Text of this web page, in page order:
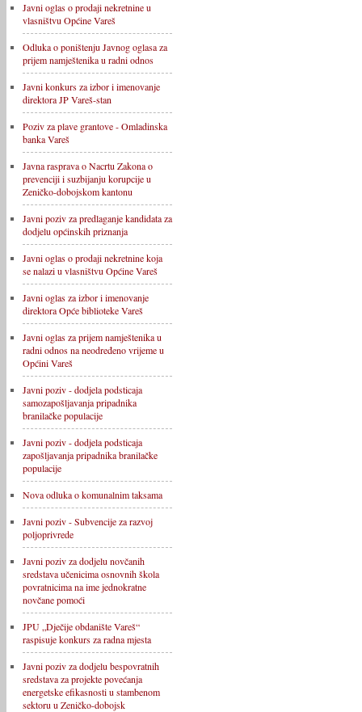
Javni oglas o prodaji nekretnine u
vlasništvu Općine Vareš
Odluka o poništenju Javnog oglasa za
prijem namještenika u radni odnos
Javni konkurs za izbor i imenovanje
direktora JP Vareš-stan
Poziv za plave grantove - Omladinska
banka Vareš
Javna rasprava o Nacrtu Zakona o
prevenciji i suzbijanju korupcije u
Zeničko-dobojskom kantonu
Javni poziv za predlaganje kandidata za
dodjelu općinskih priznanja
Javni oglas o prodaji nekretnine koja
se nalazi u vlasništvu Općine Vareš
Javni oglas za izbor i imenovanje
direktora Opće biblioteke Vareš
Javni oglas za prijem namještenika u
radni odnos na neodređeno vrijeme u
Općini Vareš
Javni poziv - dodjela podsticaja
samozapošljavanja pripadnika
branilačke populacije
Javni poziv - dodjela podsticaja
zapošljavanja pripadnika branilačke
populacije
Nova odluka o komunalnim taksama
Javni poziv - Subvencije za razvoj
poljoprivrede
Javni poziv za dodjelu novčanih
sredstava učenicima osnovnih škola
povratnicima na ime jednokratne
novčane pomoći
JPU „Dječije obdanište Vareš“
raspisuje konkurs za radna mjesta
Javni poziv za dodjelu bespovratnih
sredstava za projekte povećanja
energetske efikasnosti u stambenom
sektoru u Zeničko-dobojsk